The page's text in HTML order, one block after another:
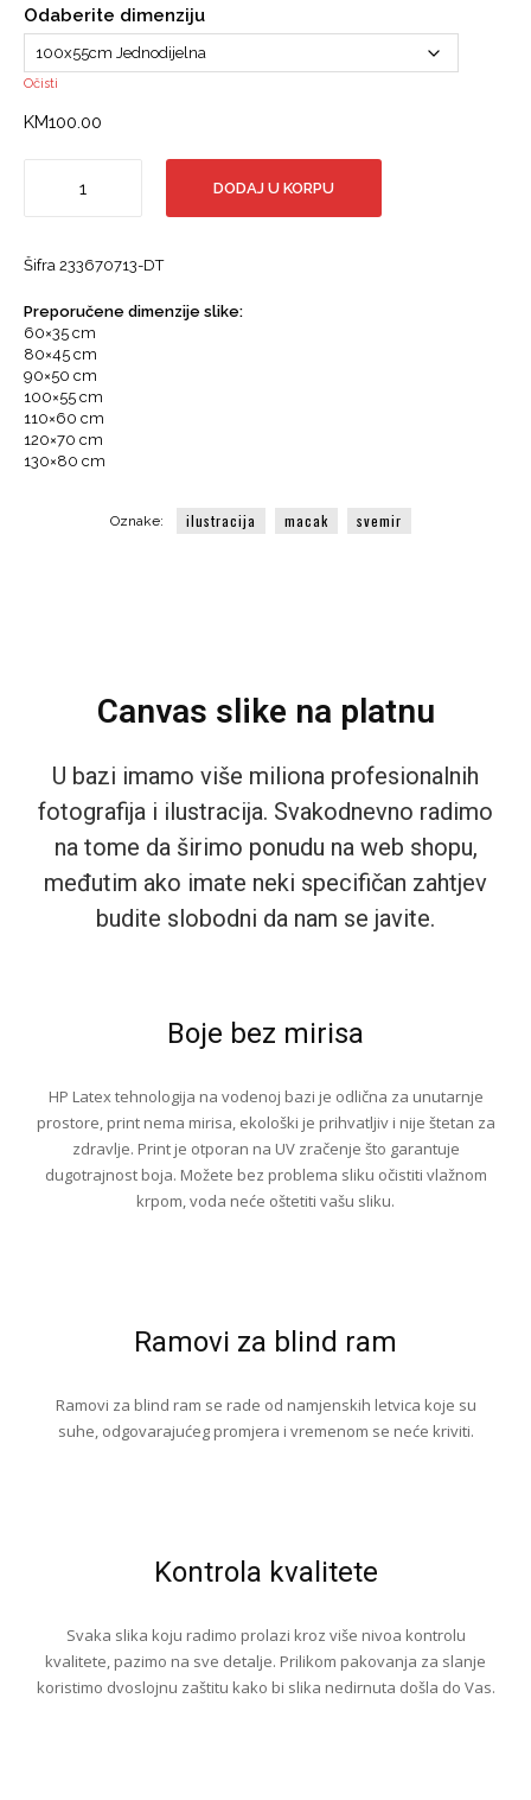
Odaberite dimenziju
Očisti
KM100.00
Galaktički
svemiru,
količina
DODAJ U KORPU
Šifra 233670713-DT
Preporučene dimenzije slike:
60×35 cm
80×45 cm
90×50 cm
100×55 cm
110×60 cm
120×70 cm
130×80 cm
Oznake: ilustracija macak svemir
Canvas slike na platnu
U bazi imamo više miliona profesionalnih
fotografija i ilustracija. Svakodnevno radimo
na tome da širimo ponudu na web shopu,
međutim ako imate neki specifičan zahtjev
budite slobodni da nam se javite.
Boje bez mirisa
HP Latex tehnologija na vodenoj bazi je odlična za unutarnje
prostore, print nema mirisa, ekološki je prihvatljiv i nije štetan za
zdravlje. Print je otporan na UV zračenje što garantuje
dugotrajnost boja. Možete bez problema sliku očistiti vlažnom
krpom, voda neće oštetiti vašu sliku.
Ramovi za blind ram
Ramovi za blind ram se rade od namjenskih letvica koje su
suhe, odgovarajućeg promjera i vremenom se neće kriviti.
Kontrola kvalitete
Svaka slika koju radimo prolazi kroz više nivoa kontrolu
kvalitete, pazimo na sve detalje. Prilikom pakovanja za slanje
koristimo dvoslojnu zaštitu kako bi slika nedirnuta došla do Vas.